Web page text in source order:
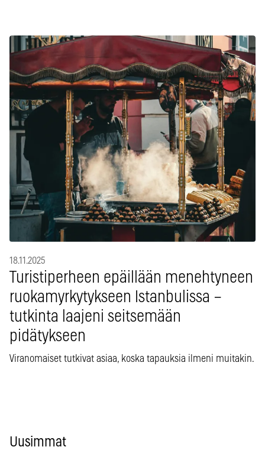
18.11.2025
Turistiperheen epäillään menehtyneen
ruokamyrkytykseen Istanbulissa –
tutkinta laajeni seitsemään
pidätykseen
Viranomaiset tutkivat asiaa, koska tapauksia ilmeni muitakin.
Uusimmat